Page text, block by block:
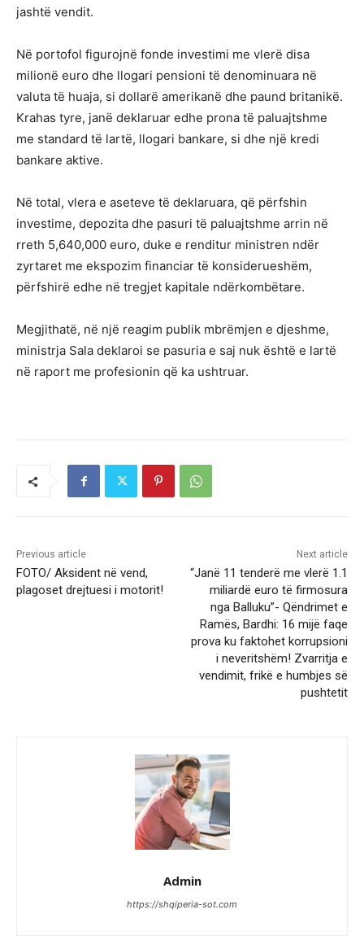
jashtë vendit.
Në portofol figurojnë fonde investimi me vlerë disa
milionë euro dhe llogari pensioni të denominuara në
valuta të huaja, si dollarë amerikanë dhe paund britanikë.
Krahas tyre, janë deklaruar edhe prona të paluajtshme
me standard të lartë, llogari bankare, si dhe një kredi
bankare aktive.
Në total, vlera e aseteve të deklaruara, që përfshin
investime, depozita dhe pasuri të paluajtshme arrin në
rreth 5,640,000 euro, duke e renditur ministren ndër
zyrtaret me ekspozim financiar të konsiderueshëm,
përfshirë edhe në tregjet kapitale ndërkombëtare.
Megjithatë, në një reagim publik mbrëmjen e djeshme,
ministrja Sala deklaroi se pasuria e saj nuk është e lartë
në raport me profesionin që ka ushtruar.
Previous article
FOTO/ Aksident në vend,
plagoset drejtuesi i motorit!
Next article
“Janë 11 tenderë me vlerë 1.1
miliardë euro të firmosura
nga Balluku”- Qëndrimet e
Ramës, Bardhi: 16 mijë faqe
prova ku faktohet korrupsioni
i neveritshëm! Zvarritja e
vendimit, frikë e humbjes së
pushtetit
Admin
https://shqiperia-sot.com